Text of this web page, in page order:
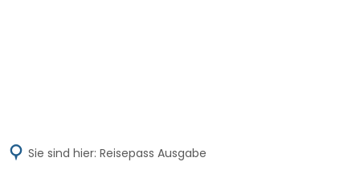
Sie sind hier: Reisepass Ausgabe